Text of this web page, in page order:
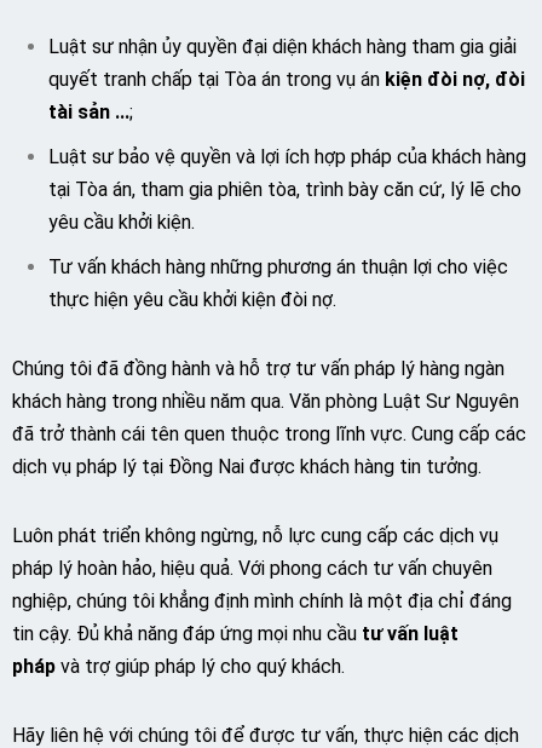
Luật sư nhận ủy quyền đại diện khách hàng tham gia giải
quyết tranh chấp tại Tòa án trong vụ án kiện đòi nợ, đòi
tài sản ...;
Luật sư bảo vệ quyền và lợi ích hợp pháp của khách hàng
tại Tòa án, tham gia phiên tòa, trình bày căn cứ, lý lẽ cho
yêu cầu khởi kiện.
Tư vấn khách hàng những phương án thuận lợi cho việc
thực hiện yêu cầu khởi kiện đòi nợ.
Chúng tôi đã đồng hành và hỗ trợ tư vấn pháp lý hàng ngàn
khách hàng trong nhiều năm qua. Văn phòng Luật Sư Nguyên
đã trở thành cái tên quen thuộc trong lĩnh vực. Cung cấp các
dịch vụ pháp lý tại Đồng Nai được khách hàng tin tưởng.
Luôn phát triển không ngừng, nỗ lực cung cấp các dịch vụ
pháp lý hoàn hảo, hiệu quả. Với phong cách tư vấn chuyên
nghiệp, chúng tôi khẳng định mình chính là một địa chỉ đáng
tin cậy. Đủ khả năng đáp ứng mọi nhu cầu tư vấn luật
pháp và trợ giúp pháp lý cho quý khách.
Hãy liên hệ với chúng tôi để được tư vấn, thực hiện các dịch